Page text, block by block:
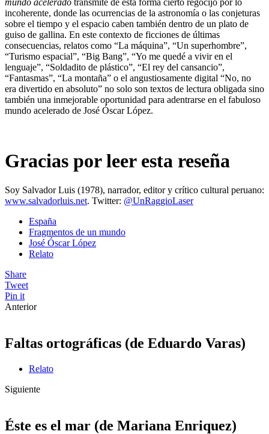
mundo acelerado transmite de esta forma cierto regocijo por lo
incoherente, donde las ocurrencias de la astronomía o las conjeturas
sobre el tiempo y el espacio caben también dentro de un plato de
guiso de gallina. En este contexto de ficciones de últimas
consecuencias, relatos como “La máquina”, “Un superhombre”,
“Turismo espacial”, “Big Bang”, “Yo me quedé a vivir en el
lenguaje”, “Soldadito de plástico”, “El rey del cansancio”,
“Fantasmas”, “La montaña” o el angustiosamente digital “No, no
era divertido en absoluto” no solo son textos de lectura obligada sino
también una inmejorable oportunidad para adentrarse en el fabuloso
mundo acelerado de José Óscar López.
Gracias por leer esta reseña
Soy Salvador Luis (1978), narrador, editor y crítico cultural peruano:
www.salvadorluis.net. Twitter: @UnRaggioLaser
España
Fragmentos de un mundo
José Óscar López
Relato
Share
Tweet
Pin it
Anterior
Faltas ortográficas (de Eduardo Varas)
Relato
Siguiente
Éste es el mar (de Mariana Enriquez)